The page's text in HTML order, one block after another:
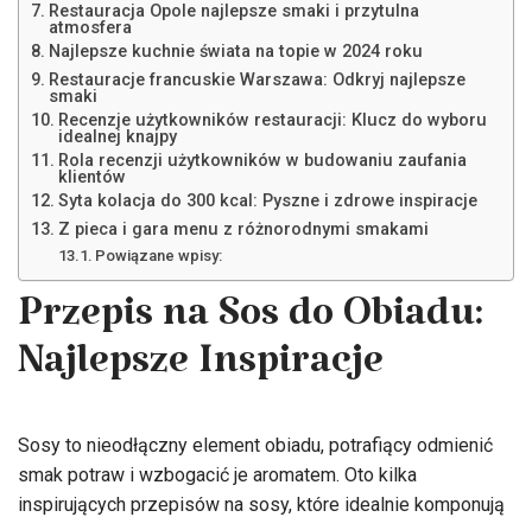
Restauracja Opole najlepsze smaki i przytulna
atmosfera
Najlepsze kuchnie świata na topie w 2024 roku
Restauracje francuskie Warszawa: Odkryj najlepsze
smaki
Recenzje użytkowników restauracji: Klucz do wyboru
idealnej knajpy
Rola recenzji użytkowników w budowaniu zaufania
klientów
Syta kolacja do 300 kcal: Pyszne i zdrowe inspiracje
Z pieca i gara menu z różnorodnymi smakami
Powiązane wpisy:
Przepis na Sos do Obiadu:
Najlepsze Inspiracje
Sosy to nieodłączny element obiadu, potrafiący odmienić
smak potraw i wzbogacić je aromatem. Oto kilka
inspirujących przepisów na sosy, które idealnie komponują